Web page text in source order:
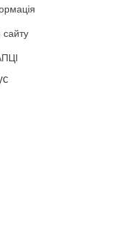
сайту